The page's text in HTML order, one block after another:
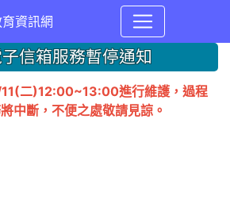
資訊網
信箱服務暫停通知
二)12:00~13:00進行維護，過程
中斷，不便之處敬請見諒。